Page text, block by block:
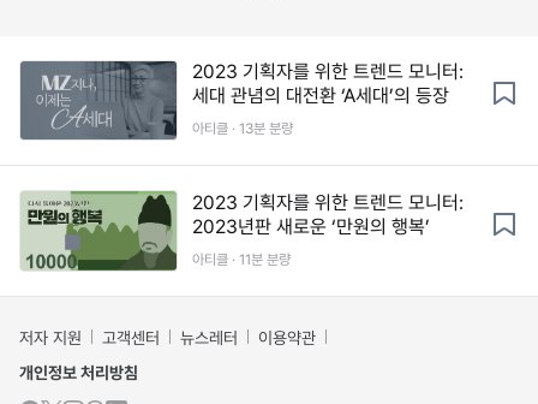
2023 기획자를 위한 트렌드 모니터:
세대 관념의 대전환 ‘A세대’의 등장
아티클 · 13분 분량
2023 기획자를 위한 트렌드 모니터:
2023년판 새로운 ‘만원의 행복’
아티클 · 11분 분량
저자 지원 고객센터 뉴스레터
이용약관
개인정보 처리방침